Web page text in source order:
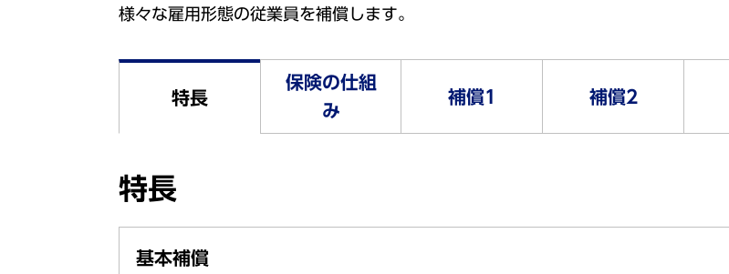
様々な雇用形態の従業員を補償します。
特長
保険の仕組
み
補償1 補償2
特長
基本補償